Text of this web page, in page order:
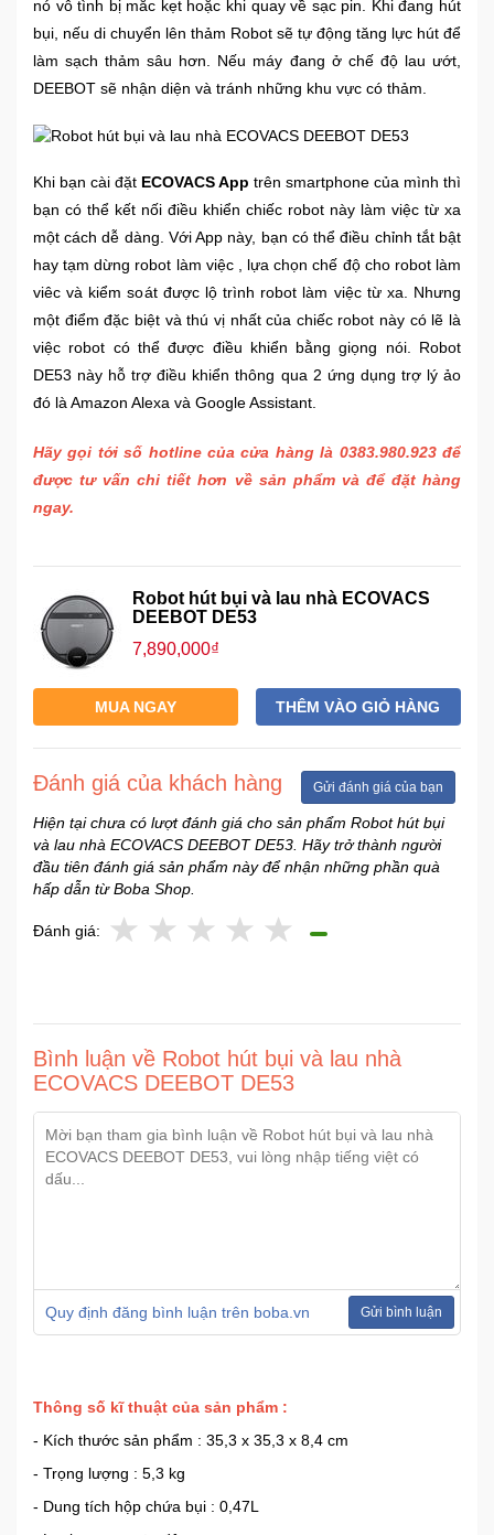
nó vô tình bị mắc kẹt hoặc khi quay về sạc pin. Khi đang hút
bụi, nếu di chuyển lên thảm Robot sẽ tự động tăng lực hút để
làm sạch thảm sâu hơn. Nếu máy đang ở chế độ lau ướt,
DEEBOT sẽ nhận diện và tránh những khu vực có thảm.
Khi bạn cài đặt ECOVACS App trên smartphone của mình thì
bạn có thể kết nối điều khiển chiếc robot này làm việc từ xa
một cách dễ dàng. Với App này, bạn có thể điều chỉnh tắt bật
hay tạm dừng robot làm việc , lựa chọn chế độ cho robot làm
viêc và kiểm soát được lộ trình robot làm việc từ xa. Nhưng
một điểm đặc biệt và thú vị nhất của chiếc robot này có lẽ là
việc robot có thể được điều khiển bằng giọng nói. Robot
DE53 này hỗ trợ điều khiển thông qua 2 ứng dụng trợ lý ảo
đó là Amazon Alexa và Google Assistant.
Hãy gọi tới số hotline của cửa hàng là 0383.980.923 để
được tư vấn chi tiết hơn về sản phẩm và để đặt hàng
ngay.
Robot hút bụi và lau nhà ECOVACS
DEEBOT DE53
7,890,000₫
MUA NGAY THÊM VÀO GIỎ HÀNG
Đánh giá của khách hàng Gửi đánh giá của bạn
Hiện tại chưa có lượt đánh giá cho sản phẩm Robot hút bụi
và lau nhà ECOVACS DEEBOT DE53. Hãy trở thành người
đầu tiên đánh giá sản phẩm này để nhận những phần quà
hấp dẫn từ Boba Shop.
Đánh giá:
Bình luận về Robot hút bụi và lau nhà
ECOVACS DEEBOT DE53
Quy định đăng bình luận trên boba.vn Gửi bình luận
Thông số kĩ thuật của sản phẩm :
- Kích thước sản phẩm : 35,3 x 35,3 x 8,4 cm
- Trọng lượng : 5,3 kg
- Dung tích hộp chứa bụi : 0,47L